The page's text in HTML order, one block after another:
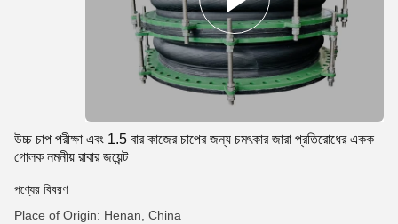
উচ্চ চাপ পরীক্ষা এবং 1.5 বার কাজের চাপের জন্য চমৎকার জারা প্রতিরোধের একক
গোলক নমনীয় রাবার জয়েন্ট
পণ্যের বিবরণ
Place of Origin: Henan, China